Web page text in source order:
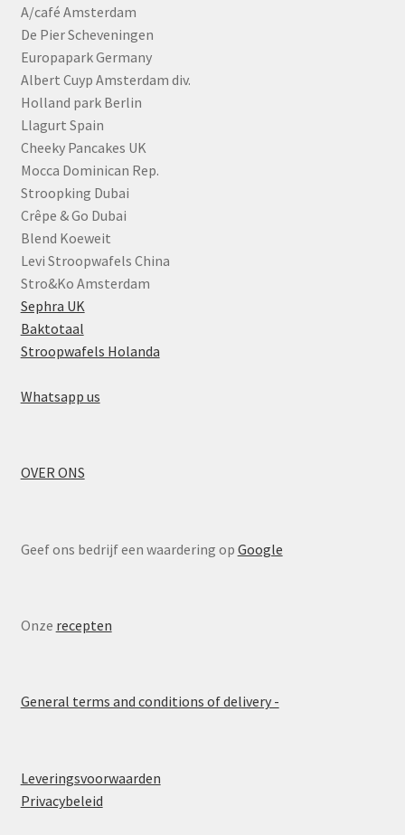
A/café Amsterdam
De Pier Scheveningen
Europapark Germany
Albert Cuyp Amsterdam div.
Holland park Berlin
Llagurt Spain
Cheeky Pancakes UK
Mocca Dominican Rep.
Stroopking Dubai
Crêpe & Go Dubai
Blend Koeweit
Levi Stroopwafels China
Stro&Ko Amsterdam
Sephra UK
Baktotaal
Stroopwafels Holanda
Whatsapp us
OVER ONS
Geef ons bedrijf een waardering op Google
Onze recepten
General terms and conditions of delivery -
Leveringsvoorwaarden
Privacybeleid